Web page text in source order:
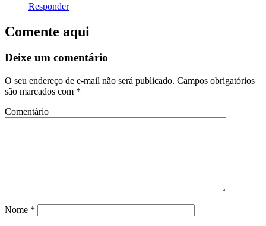
Responder
Comente aqui
Deixe um comentário
O seu endereço de e-mail não será publicado. Campos obrigatórios
são marcados com *
Comentário
Nome *